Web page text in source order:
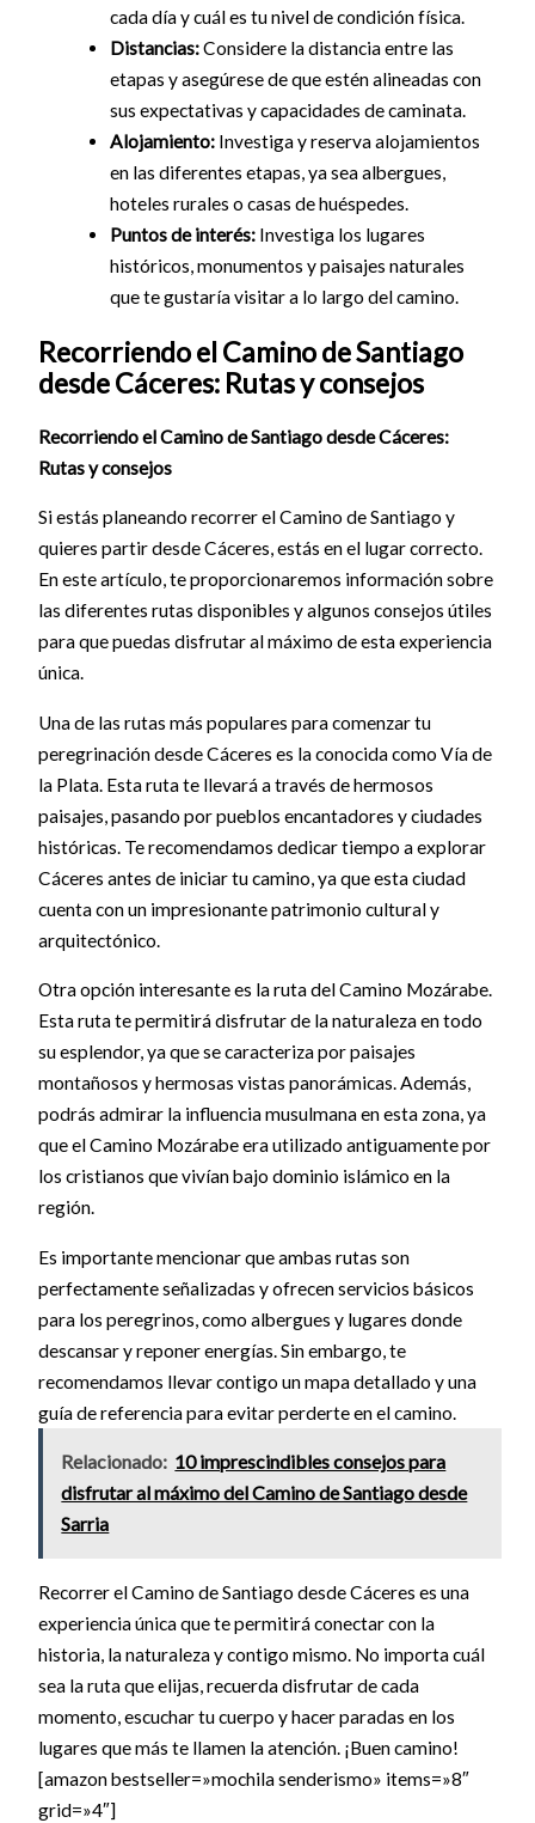
cada día y cuál es tu nivel de condición física.
Distancias:Considere la distancia entre las
etapas y asegúrese de que estén alineadas con
sus expectativas y capacidades de caminata.
Alojamiento:Investiga y reserva alojamientos
en las diferentes etapas, ya sea albergues,
hoteles rurales o casas de huéspedes.
Puntos de interés:Investiga los lugares
históricos, monumentos y paisajes naturales
que te gustaría visitar a lo largo del camino.
Recorriendo el Camino de Santiago
desde Cáceres: Rutas y consejos
Recorriendo el Camino de Santiago desde Cáceres:
Rutas y consejos
Si estás planeando recorrer el Camino de Santiago y
quieres partir desde Cáceres, estás en el lugar correcto.
En este artículo, te proporcionaremos información sobre
las diferentes rutas disponibles y algunos consejos útiles
para que puedas disfrutar al máximo de esta experiencia
única.
Una de las rutas más populares para comenzar tu
peregrinación desde Cáceres es la conocida como Vía de
la Plata. Esta ruta te llevará a través de hermosos
paisajes, pasando por pueblos encantadores y ciudades
históricas. Te recomendamos dedicar tiempo a explorar
Cáceres antes de iniciar tu camino, ya que esta ciudad
cuenta con un impresionante patrimonio cultural y
arquitectónico.
Otra opción interesante es la ruta del Camino Mozárabe.
Esta ruta te permitirá disfrutar de la naturaleza en todo
su esplendor, ya que se caracteriza por paisajes
montañosos y hermosas vistas panorámicas. Además,
podrás admirar la influencia musulmana en esta zona, ya
que el Camino Mozárabe era utilizado antiguamente por
los cristianos que vivían bajo dominio islámico en la
región.
Es importante mencionar que ambas rutas son
perfectamente señalizadas y ofrecen servicios básicos
para los peregrinos, como albergues y lugares donde
descansar y reponer energías. Sin embargo, te
recomendamos llevar contigo un mapa detallado y una
guía de referencia para evitar perderte en el camino.
Relacionado: 10 imprescindibles consejos para
disfrutar al máximo del Camino de Santiago desde
Sarria
Recorrer el Camino de Santiago desde Cáceres es una
experiencia única que te permitirá conectar con la
historia, la naturaleza y contigo mismo. No importa cuál
sea la ruta que elijas, recuerda disfrutar de cada
momento, escuchar tu cuerpo y hacer paradas en los
lugares que más te llamen la atención. ¡Buen camino!
[amazon bestseller=»mochila senderismo» items=»8″
grid=»4″]